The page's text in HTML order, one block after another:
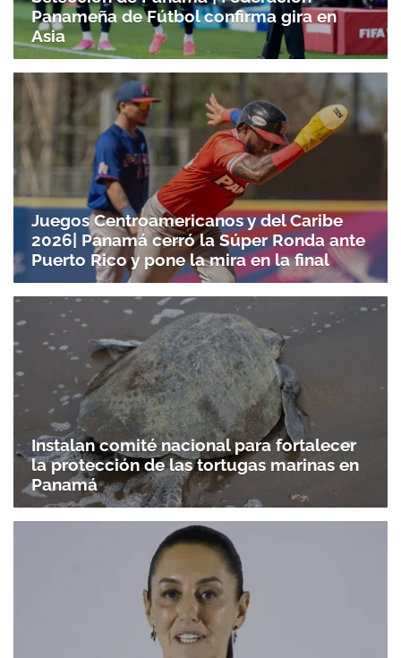
Gracias por suscribirte a nuestro boletín.
ACEPTAR
Panameña de Fútbol confirma gira en
Asia
Juegos Centroamericanos y del Caribe
2026| Panamá cerró la Súper Ronda ante
Puerto Rico y pone la mira en la final
Instalan comité nacional para fortalecer
la protección de las tortugas marinas en
Panamá